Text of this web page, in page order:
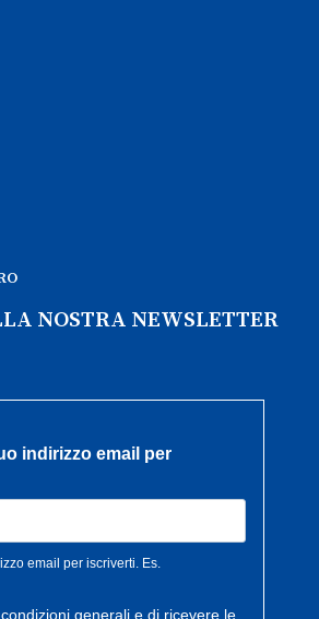
NOSTRA NEWSLETTER